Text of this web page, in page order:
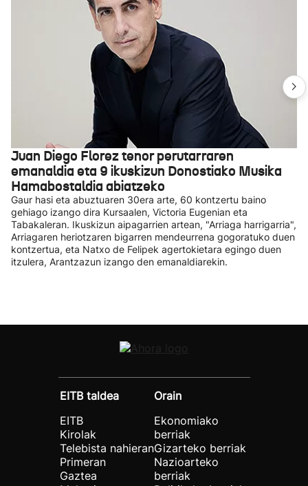
Juan Diego Florez tenor perutarraren
emanaldia eta 9 ikuskizun Donostiako Musika
Hamabostaldia abiatzeko
Gaur hasi eta abuztuaren 30era arte, 60 kontzertu baino
gehiago izango dira Kursaalen, Victoria Eugenian eta
Tabakaleran. Ikuskizun aipagarrien artean, "Arriaga harrigarria",
Arriagaren heriotzaren bigarren mendeurrena gogoratuko duen
kontzertua, eta Natxo de Felipek agertokietara egingo duen
itzulera, Arantzazun izango den emanaldiarekin.
EITB taldea
EITB
Kirolak
Telebista nahieran
Primeran
Gaztea
Orain
Ekonomiako
berriak
Gizarteko berriak
Nazioarteko
berriak